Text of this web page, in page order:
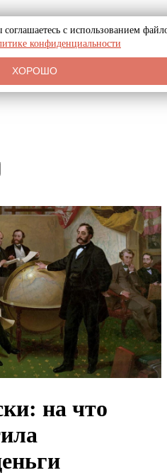
на что
с использованием
конфиденциальности
ХОРОШО